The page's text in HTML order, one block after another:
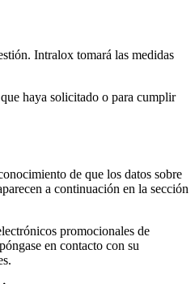
Intralox tomará las medidas
haya solicitado o para cumplir
de que los datos sobre
a continuación en la sección
promocionales de
en contacto con su